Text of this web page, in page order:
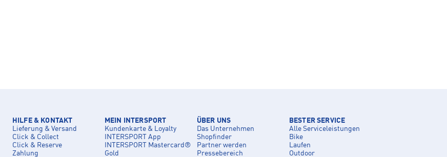
HILFE & KONTAKT
Lieferung & Versand
Click & Collect
Click & Reserve
Zahlung
MEIN INTERSPORT
Kundenkarte & Loyalty
INTERSPORT App
INTERSPORT Mastercard®
Gold
ÜBER UNS
Das Unternehmen
Shopfinder
Partner werden
Pressebereich
BESTER SERVICE
Alle Serviceleistungen
Bike
Laufen
Outdoor